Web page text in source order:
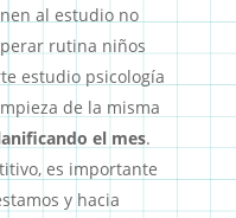
al estudio no
de la misma
el mes.
es importante
y hacia